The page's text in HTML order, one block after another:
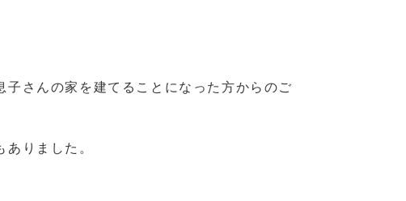
さんの家を建てることになった方からのご
りました。